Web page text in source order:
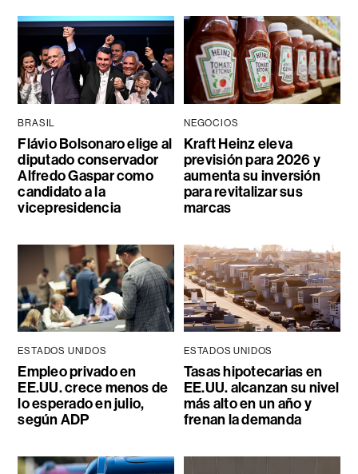
BRASIL
Flávio Bolsonaro elige al
diputado conservador
Alfredo Gaspar como
candidato a la
vicepresidencia
NEGOCIOS
Kraft Heinz eleva
previsión para 2026 y
aumenta su inversión
para revitalizar sus
marcas
ESTADOS UNIDOS
Empleo privado en
EE.UU. crece menos de
lo esperado en julio,
según ADP
ESTADOS UNIDOS
Tasas hipotecarias en
EE.UU. alcanzan su nivel
más alto en un año y
frenan la demanda